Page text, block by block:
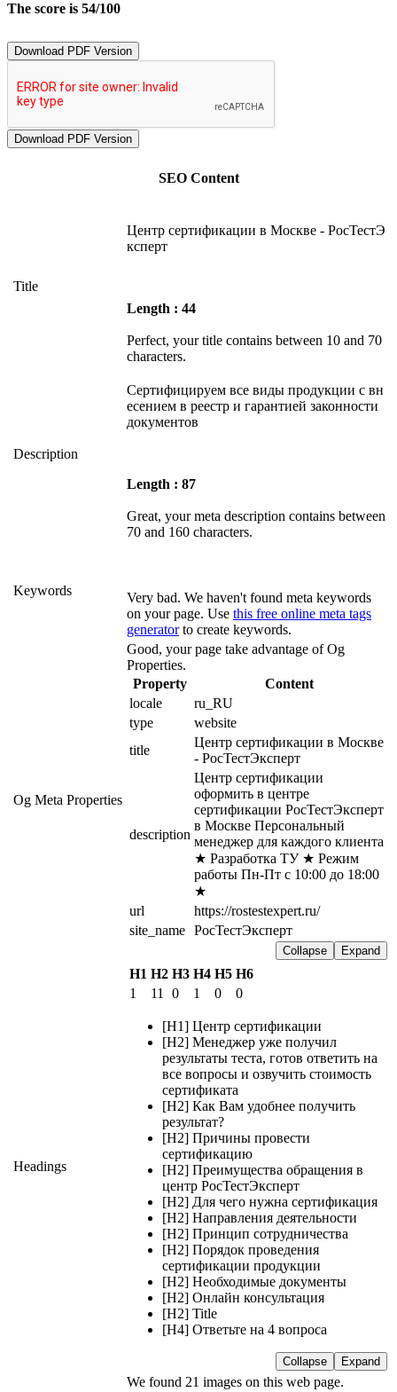
The score is 54/100
Download PDF Version
SEO Content
Title
Центр сертификации в Москве - РосТестЭ
ксперт
Length : 44
Perfect, your title contains between 10 and 70
characters.
Description
Сертифицируем все виды продукции с вн
есением в реестр и гарантией законности
документов
Length : 87
Great, your meta description contains between
70 and 160 characters.
Keywords
Very bad. We haven't found meta keywords
on your page. Use this free online meta tags
generatorto create keywords.
Og Meta Properties
Good, your page take advantage of Og
Properties.
Property
Content
locale
ru_RU
type
website
title
Центр сертификации в Москве
- РосТестЭксперт
description
Центр сертификации
оформить в центре
сертификации РосТестЭксперт
в Москве Персональный
менеджер для каждого клиента
★ Разработка ТУ ★ Режим
работы Пн-Пт с 10:00 до 18:00
★
url
https://rostestexpert.ru/
site_name РосТестЭксперт
Expand
Collapse
Headings
H1 H2 H3 H4 H5 H6
1
11 0 1 0 0
[H1] Центр сертификации
[H2] Менеджер уже получил
результаты теста, готов ответить на
все вопросы и озвучить стоимость
сертификата
[H2] Как Вам удобнее получить
результат?
[H2] Причины провести
сертификацию
[H2] Преимущества обращения в
центр РосТестЭксперт
[H2] Для чего нужна сертификация
[H2] Направления деятельности
[H2] Принцип сотрудничества
[H2] Порядок проведения
сертификации продукции
[H2] Необходимые документы
[H2] Онлайн консультация
[H2] Title
[H4] Ответьте на 4 вопроса
Expand
Collapse
We found 21 images on this web page.